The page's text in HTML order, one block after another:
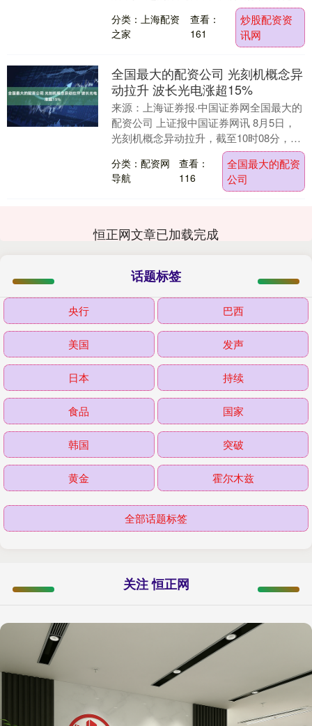
在海南正式拉开帷幕。这场亚太顶级消费
盛宴，不....
分类：上海配资
之家
查看：
161
炒股配资资
讯网
全国最大的配资公司 光刻机概念异
动拉升 波长光电涨超15%
来源：上海证券报·中国证券网全国最大的
配资公司 上证报中国证券网讯 8月5日，
光刻机概念异动拉升，截至10时08分，波
长光电涨超15%，张江高科涨超9%全国最
大....
分类：配资网
导航
查看：
116
全国最大的配资
公司
恒正网文章已加载完成
话题标签
央行 巴西
美国 发声
日本 持续
食品 国家
韩国 突破
黄金 霍尔木兹
全部话题标签
关注 恒正网